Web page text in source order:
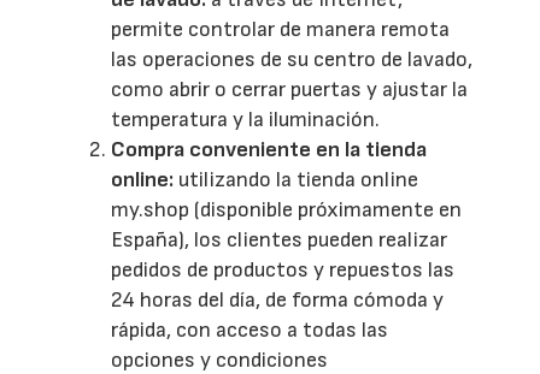
permite controlar de manera remota
las operaciones de su centro de lavado,
como abrir o cerrar puertas y ajustar la
temperatura y la iluminación.
Compra conveniente en la tienda
online: utilizando la tienda online
my.shop (disponible próximamente en
España), los clientes pueden realizar
pedidos de productos y repuestos las
24 horas del día, de forma cómoda y
rápida, con acceso a todas las
opciones y condiciones